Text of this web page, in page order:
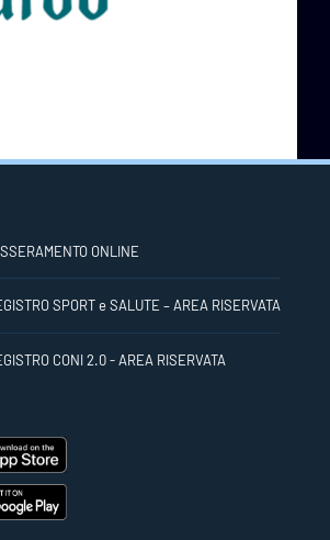
ONLINE
SPORT e SALUTE – AREA RISERVATA
CONI 2.0 - AREA RISERVATA